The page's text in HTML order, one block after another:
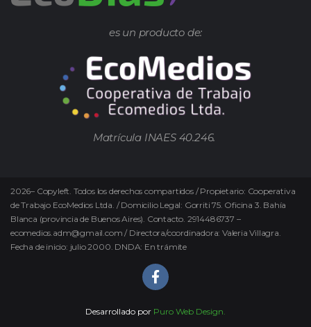
es un producto de:
Matrícula INAES 40.246.
2026– Copyleft. Todos los derechos compartidos / Propietario: Cooperativa
de Trabajo EcoMedios Ltda. / Domicilio Legal: Gorriti 75. Oficina 3. Bahía
Blanca (provincia de Buenos Aires). Contacto. 2914486737 –
ecomedios.adm@gmail.com / Directora/coordinadora: Valeria Villagra.
Fecha de inicio: julio 2000. DNDA: En trámite
Desarrollado por Puro Web Design.